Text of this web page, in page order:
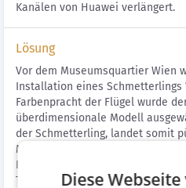
Kanälen von Huawei verlängert.
Lösung
Vor dem Museumsquartier Wien
Installation eines Schmetterlings
Farbenpracht der Flügel wurde
überdimensionale Modell
der Schmetterling, landet somit
Mitten in Wien. Mit einer Höhe von
Flügelfläche von 40m2 und
Tonnen beeindruckt der Blue
Diese